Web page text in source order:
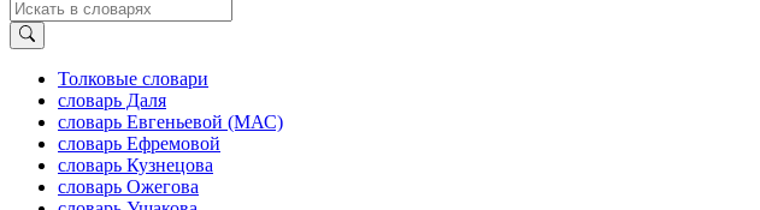
Толковые словари
словарь Даля
словарь Евгеньевой (МАС)
словарь Ефремовой
словарь Кузнецова
словарь Ожегова